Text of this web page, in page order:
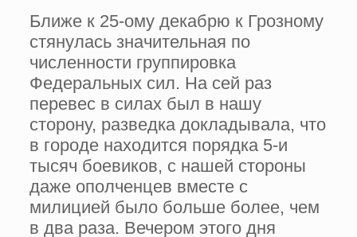
Ближе к 25-ому декабрю к Грозному
стянулась значительная по
численности группировка
Федеральных сил. На сей раз
перевес в силах был в нашу
сторону, разведка докладывала, что
в городе находится порядка 5-и
тысяч боевиков, с нашей стороны
даже ополченцев вместе с
милицией было больше более, чем
в два раза. Вечером этого дня